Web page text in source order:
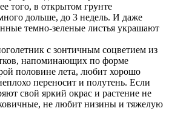
того, в открытом грунте
дольше, до 3 недель. И даже
темно-зеленые листья украшают
с зонтичным соцветием из
напоминающих по форме
половине лета, любит хорошо
переносит и полутень. Если
свой яркий окрас и растение не
не любит низины и тяжелую